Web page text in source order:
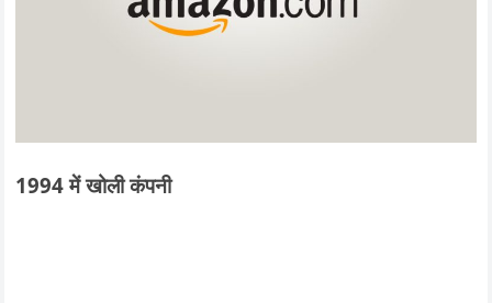
1994 में खोली कंपनी